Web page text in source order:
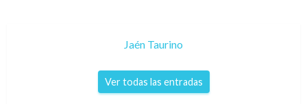
Jaén Taurino
Ver todas las entradas